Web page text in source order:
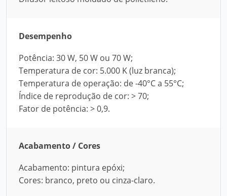
Desempenho
Potência: 30 W, 50 W ou 70 W;
Temperatura de cor: 5.000 K (luz branca);
Temperatura de operação: de -40°C a 55°C;
Índice de reprodução de cor: > 70;
Fator de potência: > 0,9.
Acabamento / Cores
Acabamento: pintura epóxi;
Cores: branco, preto ou cinza-claro.